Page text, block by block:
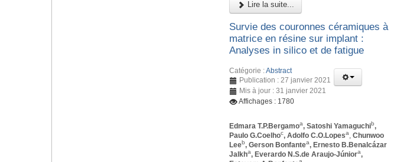
Lire la suite...
Survie des couronnes céramiques à
matrice en résine sur implant :
Analyses in silico et de fatigue
Catégorie :Abstract
Publication : 27 janvier 2021
Mis à jour : 31 janvier 2021
Affichages : 1780
Edmara T.P.Bergamoa, Satoshi Yamaguchib,
Paulo G.Coelhoc, Adolfo C.O.Lopesa
Chunwoo
Leeb, Gerson Bonfantea, Ernesto B.Benalcázar
Jalkha, Everardo N.S.de Araujo-Júniora,